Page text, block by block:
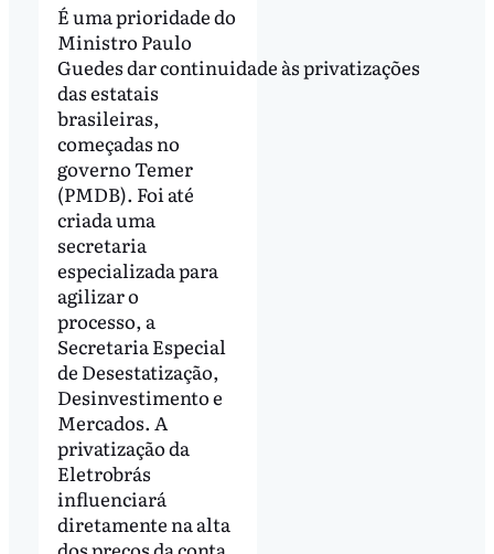
É uma prioridade do
Ministro Paulo
Guedes dar continuidade às privatizações
das estatais
brasileiras,
começadas no
governo Temer
(PMDB). Foi até
criada uma
secretaria
especializada para
agilizar o
processo, a
Secretaria Especial
de Desestatização,
Desinvestimento e
Mercados. A
privatização da
Eletrobrás
influenciará
diretamente na alta